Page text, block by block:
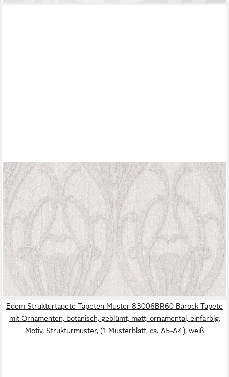
LIVING WALLS
Vliestapete Mata Hari, leicht strukturiert, Barock, gemustert,
ornamental, Ornament Tapete Barock Tapeten Wohnzimmer
Schlafzimmer Küche Flur Büro
33,76 €
UVP55,95 €
(6,33 €/ 1 qm)
-40%
lieferbar - in 4-5 Werktagen bei dir
Edem Strukturtapete Tapeten Muster 83006BR60 Barock Tapete
mit Ornamenten, botanisch, geblümt, matt, ornamental, einfarbig,
Motiv, Strukturmuster, (1 Musterblatt, ca. A5-A4), weiß